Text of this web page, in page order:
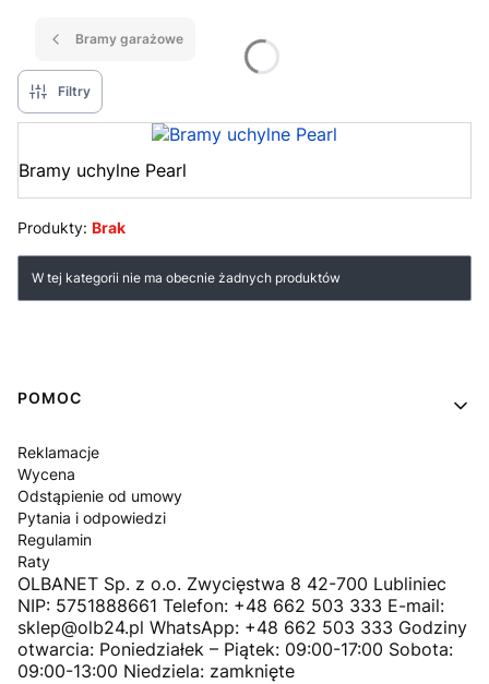
Bramy garażowe
Filtry
Bramy uchylne Pearl
Produkty: Brak
Lista produktów
W tej kategorii nie ma obecnie żadnych produktów
Linki w stopce
POMOC
Reklamacje
Wycena
Odstąpienie od umowy
Pytania i odpowiedzi
Regulamin
Raty
OLBANET Sp. z o.o. Zwycięstwa 8 42-700 Lubliniec
NIP: 5751888661 Telefon: +48 662 503 333 E-mail:
sklep@olb24.pl WhatsApp: +48 662 503 333 Godziny
otwarcia: Poniedziałek – Piątek: 09:00-17:00 Sobota:
09:00-13:00 Niedziela: zamknięte